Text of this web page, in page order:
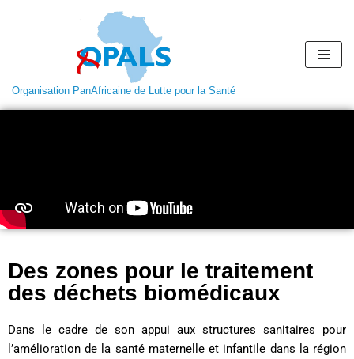
Organisation PanAfricaine de Lutte pour la Santé
Des zones pour le traitement
des déchets biomédicaux
Dans le cadre de son appui aux structures sanitaires pour
l’amélioration de la santé maternelle et infantile dans la région